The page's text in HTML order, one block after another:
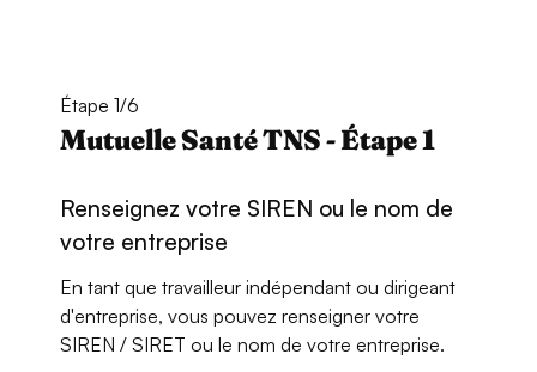
Étape 1/6
Mutuelle Santé TNS - Étape 1
Renseignez votre SIREN ou le nom de
votre entreprise
En tant que travailleur indépendant ou dirigeant
d'entreprise, vous pouvez renseigner votre
SIREN / SIRET ou le nom de votre entreprise.